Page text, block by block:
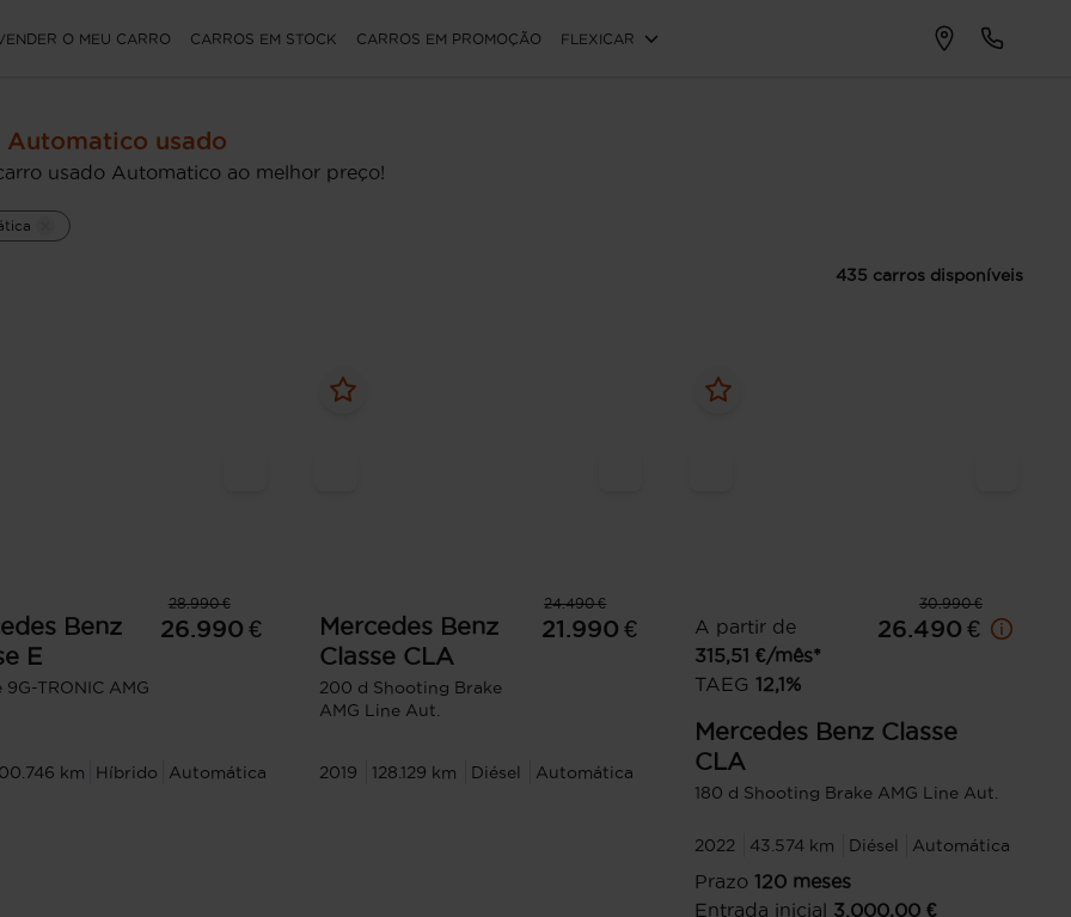
O MEU CARRO CARROS EM STOCK CARROS EM PROMOÇÃO FLEXICAR
Automatico usado
usado Automatico ao melhor preço!
435 carros disponíveis
28.990 €
Benz
E
TRONIC AMG
26.990 €
km Híbrido Automática
24.490 €
Mercedes Benz
Classe CLA
200 d Shooting Brake
AMG Line Aut.
21.990 €
2019 128.129 km Diésel Automática
30.990 €
A partir de
315,51 €/mês*
TAEG 12,1%
26.490 €
Mercedes Benz Classe
CLA
180 d Shooting Brake AMG Line Aut.
2022 43.574 km Diésel Automática
Prazo 120 meses
Entrada inicial 3.000,00 €